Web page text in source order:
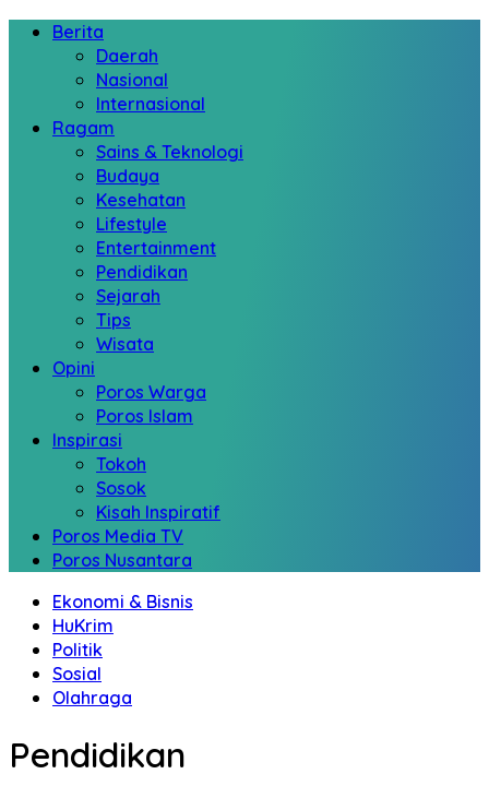
Berita
Daerah
Nasional
Internasional
Ragam
Sains & Teknologi
Budaya
Kesehatan
Lifestyle
Entertainment
Pendidikan
Sejarah
Tips
Wisata
Opini
Poros Warga
Poros Islam
Inspirasi
Tokoh
Sosok
Kisah Inspiratif
Poros Media TV
Poros Nusantara
Ekonomi & Bisnis
HuKrim
Politik
Sosial
Olahraga
Pendidikan